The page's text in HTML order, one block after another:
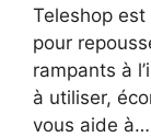
Teleshop
pour
rampants à
à utiliser,
vous aide à…